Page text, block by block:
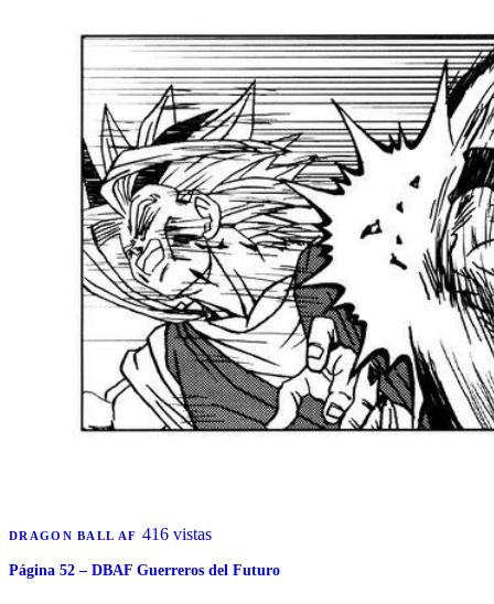
DRAGON BALL AF 416 vistas
Página 52 – DBAF Guerreros del Futuro